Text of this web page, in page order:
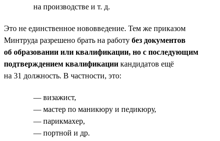
на производстве и т. д.
Это не единственное нововведение. Тем же приказом
Минтруда разрешено брать на работу без документов
об образовании или квалификации, но с последующим
подтверждением квалификации кандидатов ещё
на 31 должность. В частности, это:
— визажист,
— мастер по маникюру и педикюру,
— парикмахер,
— портной и др.